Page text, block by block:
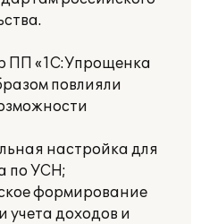
ПП «1С:Упрощенка
повлияли
настройка для
по УСН;
формирование
учета доходов и